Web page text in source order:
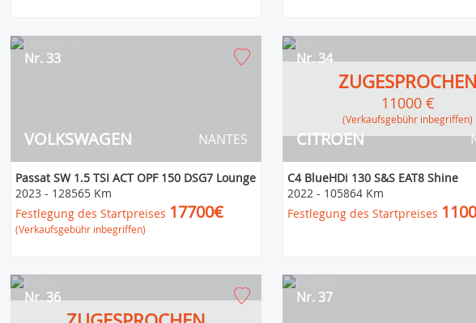
VOLKSWAGEN
Nr. 33
NANTES
Passat SW 1.5 TSI ACT OPF 150 DSG7 Lounge
2023- 128565 Km
Festlegung des Startpreises 17700€
(Verkaufsgebühr inbegriffen)
CITROEN
Nr. 34
ZUGESPROCHEN
11000 €
(Verkaufsgebühr inbegriffen)
C4 BlueHDi 130 S&S EAT8 Shine
2022 - 105864 Km
Festlegung des Startpreises
Nr. 36 Nr. 37